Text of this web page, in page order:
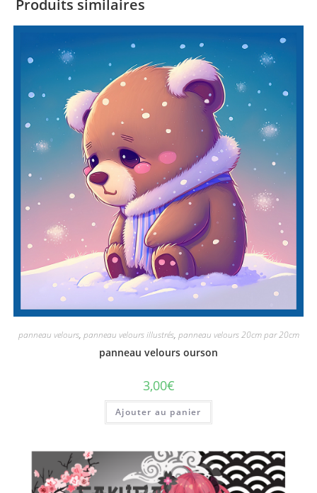
Produits similaires
panneau velours, panneau velours illustrés, panneau velours 20cm par 20cm
panneau velours ourson
3,00€
Ajouter au panier